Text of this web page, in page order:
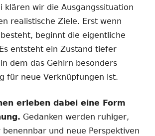
klären wir die Ausgangssituation
realistische Ziele. Erst wenn
beginnt die eigentliche
entsteht ein Zustand tiefer
dem das Gehirn besonders
für neue Verknüpfungen ist.
erleben dabei eine Form
Gedanken werden ruhiger,
und neue Perspektiven